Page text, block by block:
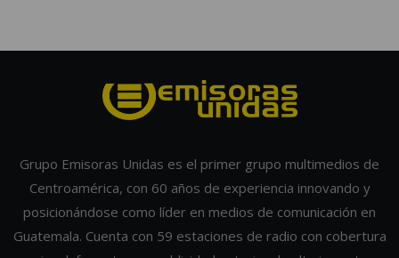
Grupo Emisoras Unidas es el primer grupo multimedios de
Centroamérica, con 60 años de experiencia innovando y
posicionándose como líder en medios de comunicación en
Guatemala. Cuenta con 59 estaciones de radio con cobertura